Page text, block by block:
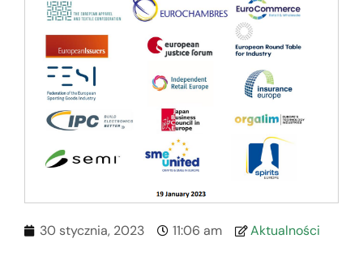
30 stycznia, 2023 11:06 am Aktualności